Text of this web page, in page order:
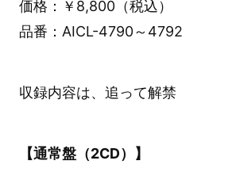
価格：￥8,800（税込）
品番：AICL-4790～4792
収録内容は、追って解禁
【通常盤（2CD）】